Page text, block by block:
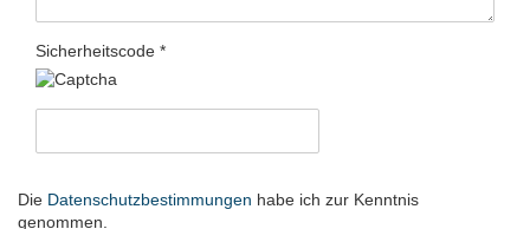
Sicherheitscode
Die Datenschutzbestimmungen habe ich zur Kenntnis
genommen.